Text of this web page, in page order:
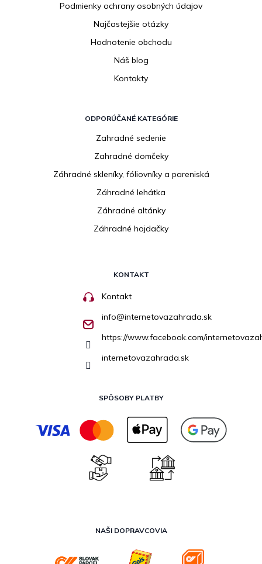
Podmienky ochrany osobných údajov
Najčastejšie otázky
Hodnotenie obchodu
Náš blog
Kontakty
ODPORÚČANÉ KATEGÓRIE
Zahradné sedenie
Zahradné domčeky
Záhradné skleníky, fóliovníky a pareniská
Záhradné lehátka
Záhradné altánky
Záhradné hojdačky
KONTAKT
Kontakt
info@internetovazahrada.sk
https://www.facebook.com/
internetovazahrada.sk
SPÔSOBY PLATBY
NAŠI DOPRAVCOVIA